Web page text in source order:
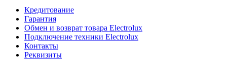
Кредитование
Гарантия
Обмен и возврат товара Electrolux
Подключение техники Electrolux
Контакты
Реквизиты